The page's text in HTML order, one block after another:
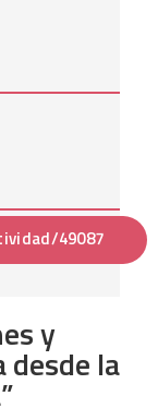
49087
y
desde la